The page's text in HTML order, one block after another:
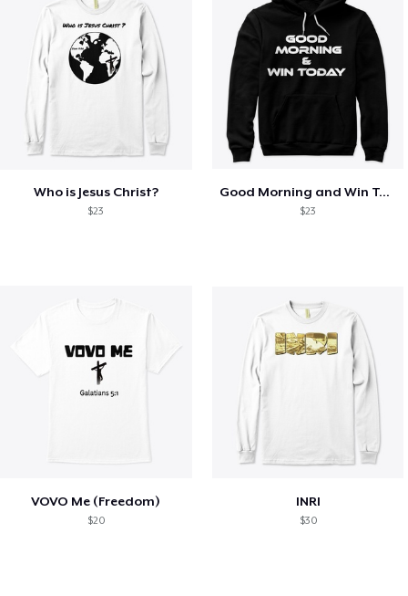
Who is Jesus Christ?
$23
Good Morning and Win Today
$23
VOVO Me (Freedom)
$20
INRI
$30